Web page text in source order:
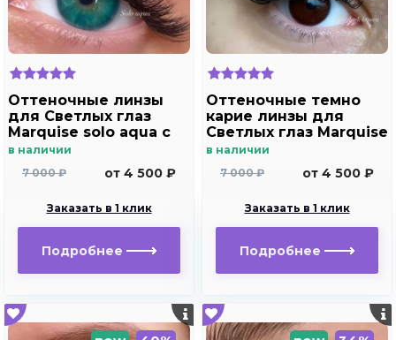
Оттеночные линзы
для Светлых глаз
Marquise solo aqua с
отверстием под
дальнозоркости и
в наличии
7 000 ₽
от 4 500 ₽
Заказать в 1 клик
Подробнее
Оттеночные темно
карие линзы для
Светлых глаз Marquise
Solo Dark brown с
карие ) /Плюсовые
дальнозоркости и
близорукости
в наличии
7 000 ₽
от 4 500 ₽
Заказать в 1 клик
Подробнее